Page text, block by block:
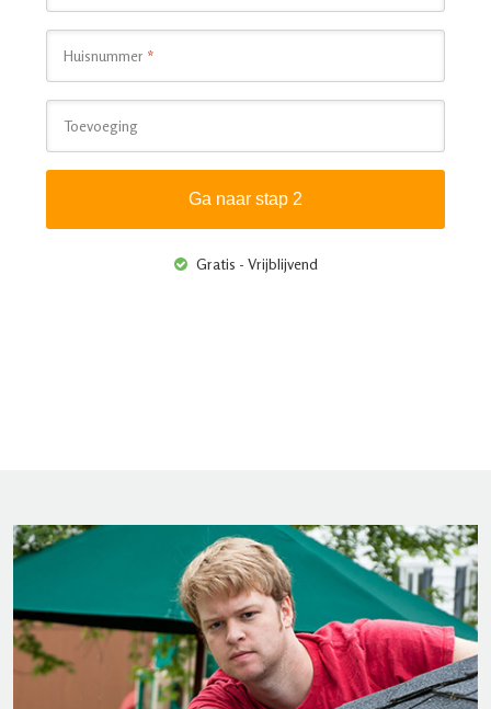
Huisnummer *
Toevoeging
Gratis - Vrijblijvend